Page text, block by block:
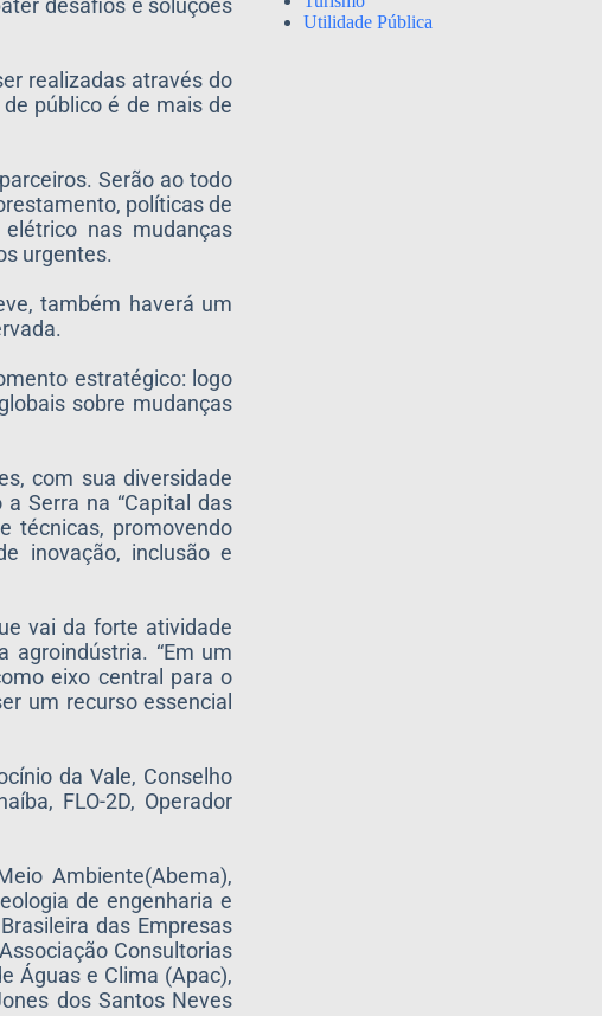
desafios e soluções
realizadas através do
público é de mais de
Serão ao todo
políticas de
nas mudanças
urgentes.
também haverá um
estratégico: logo
sobre mudanças
com sua diversidade
Serra na “Capital das
técnicas, promovendo
inovação, inclusão e
vai da forte atividade
agroindústria. “Em um
eixo central para o
um recurso essencial
da Vale, Conselho
FLO-2D, Operador
Ambiente(Abema),
de engenharia e
das Empresas
Consultorias
Águas e Clima (Apac),
dos Santos Neves
Utilidade Pública